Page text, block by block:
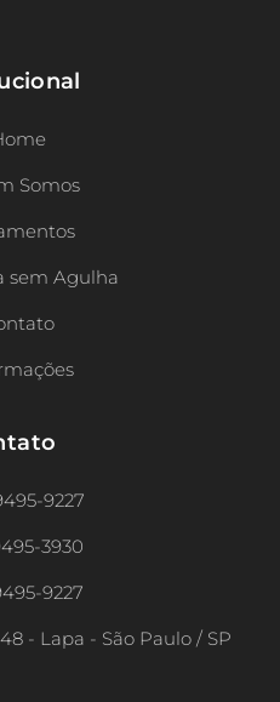
Somos
sem Agulha
9227
3930
9227
- Lapa - São Paulo / SP